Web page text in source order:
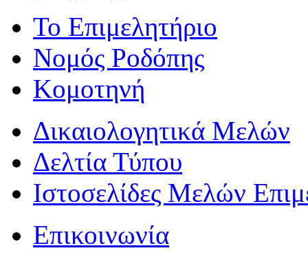
Το Επιμελητήριο
Νομός Ροδόπης
Κομοτηνή
Δικαιολογητικά Μελών
Δελτία Τύπου
Ιστοσελίδες Μελών
Επικοινωνία